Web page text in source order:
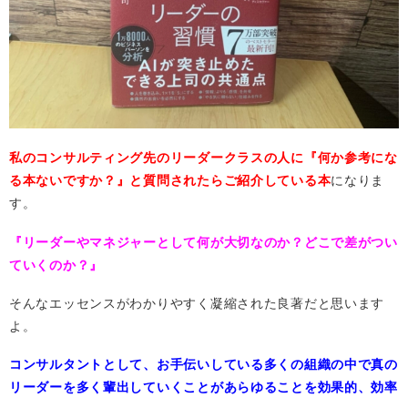
私のコンサルティング先のリーダークラスの人に『何か参考にな
る本ないですか？』と質問されたらご紹介している本になりま
す。
『リーダーやマネジャーとして何が大切なのか？どこで差がつい
ていくのか？』
そんなエッセンスがわかりやすく凝縮された良著だと思います
よ。
コンサルタントとして、お手伝いしている多くの組織の中で真の
リーダーを多く輩出していくことがあらゆることを効果的、効率